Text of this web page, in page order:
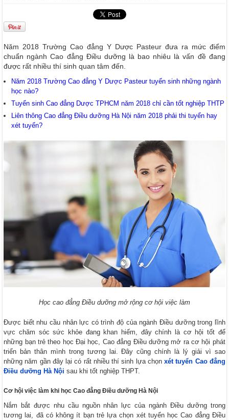
Năm 2018 Trường Cao đẳng Y Dược Pasteur đưa ra mức điểm
chuẩn ngành Cao đẳng Điều dưỡng là bao nhiêu là vấn đề đang
được rất nhiều thí sinh quan tâm đến.
Năm 2018 Trường Cao đẳng Y Dược Pasteur tuyển sinh những ngành
học nào?
Tuyển sinh Cao đẳng Dược TPHCM năm 2018 chỉ cần tốt nghiệp THTP
Liên thông Cao đẳng Điều dưỡng Hà Nội năm 2018 phải thi tuyển hay
xét tuyển?
Học cao đẳng Điều dưỡng mở rộng cơ hội việc làm
Được biết nhu cầu nhân lực có trình độ của ngành Điều dưỡng trong lĩnh
vực chăm sóc sức khỏe đang khan hiếm, đây chính là cơ hội tốt để
những bạn trẻ theo học Đại học, Cao đẳng Điều dưỡng mở ra cơ hội phát
triển bản thân mình trong tương lai. Đây cũng chính là lý giải vì sao
những năm gần đây lại có rất nhiều thí sinh lựa chọnxét tuyển Cao đẳng
Điều dưỡng Hà Nội sau khi tốt nghiệp THPT.
Cơ hội việc làm khi học Cao đẳng Điều dưỡng Hà Nội
Nắm bắt được nhu cầu nguồn nhân lực của ngành Điều dưỡng trong
tương lai, đã có không ít bạn trẻ lựa chọn xét tuyển học Cao đẳng Điều